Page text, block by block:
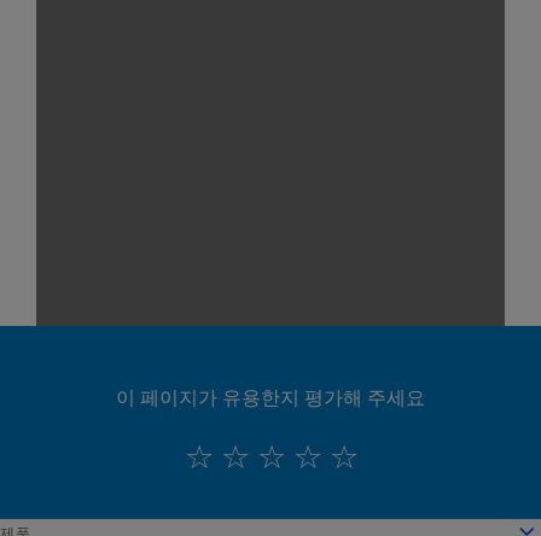
이 페이지가 유용한지 평가해 주세요